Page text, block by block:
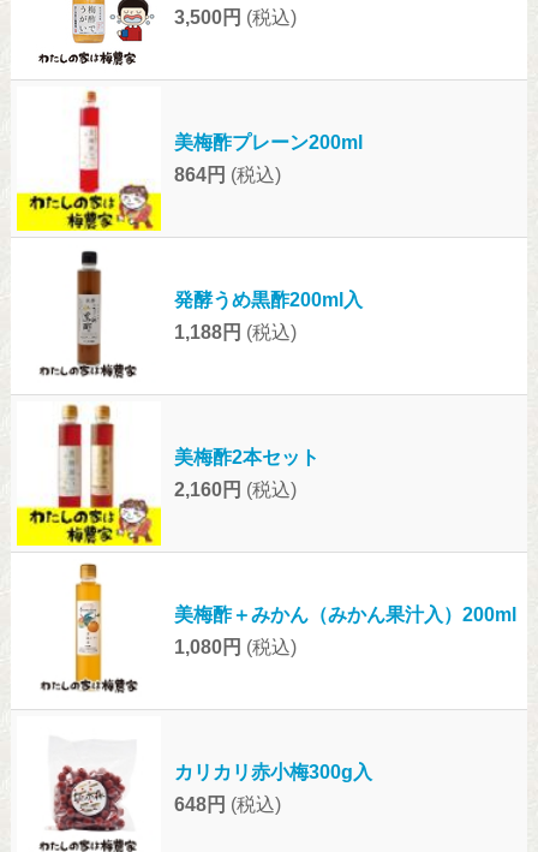
3,500円 (税込)
美梅酢プレーン200ml
864円 (税込)
発酵うめ黒酢200ml入
1,188円 (税込)
美梅酢2本セット
2,160円 (税込)
美梅酢＋みかん（みかん果汁入）200ml
1,080円 (税込)
カリカリ赤小梅300g入
648円 (税込)